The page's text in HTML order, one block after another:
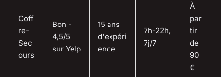
Coff
re-
Sec
ours
Bon -
4,5/5
sur Yelp
15 ans
d'expéri
ence
7h-22h,
7j/7
À
par
tir
de
90
€